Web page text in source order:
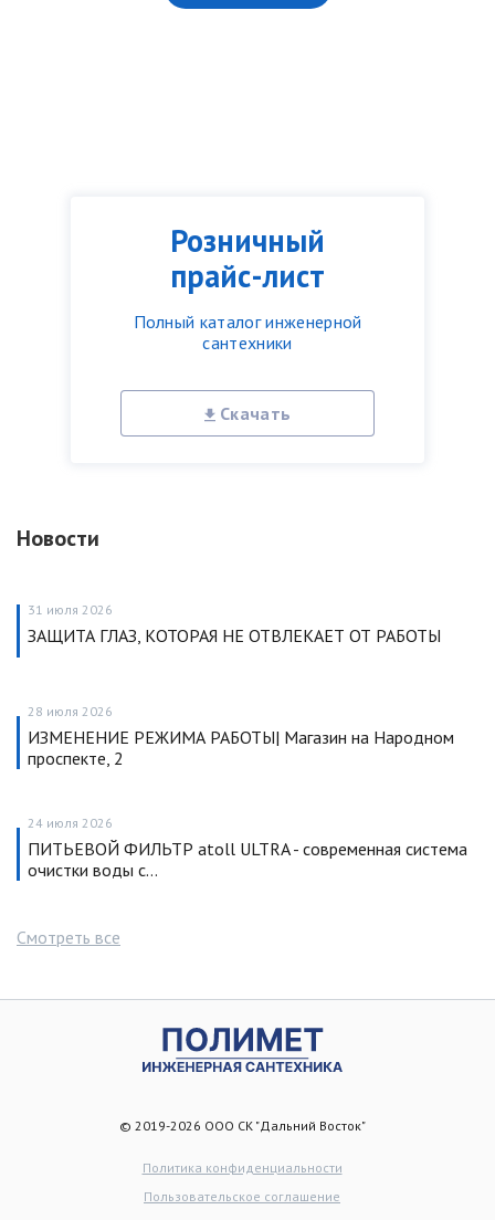
Розничный
прайс-лист
Полный каталог инженерной
сантехники
Скачать
Новости
31 июля 2026
ЗАЩИТА ГЛАЗ, КОТОРАЯ НЕ ОТВЛЕКАЕТ ОТ РАБОТЫ
28 июля 2026
ИЗМЕНЕНИЕ РЕЖИМА РАБОТЫ| Магазин на Народном
проспекте, 2
24 июля 2026
ПИТЬЕВОЙ ФИЛЬТР atoll ULTRA - современная система
очистки воды с…
Смотреть все
© 2019-2026 ООО СК "Дальний Восток"
Политика конфиденциальности
Пользовательское соглашение